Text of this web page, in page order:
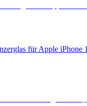
für Apple iPhone